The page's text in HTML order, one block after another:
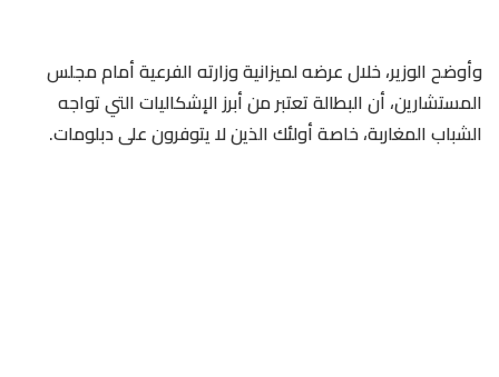
وأوضح الوزير، خلال عرضه لميزانية وزارته الفرعية أمام مجلس
المستشارين، أن البطالة تعتبر من أبرز الإشكاليات التي تواجه
الشباب المغاربة، خاصة أولئك الذين لا يتوفرون على دبلومات.